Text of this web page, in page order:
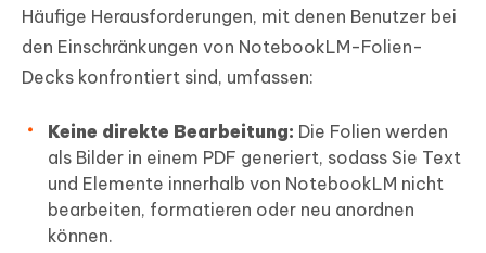
Häufige Herausforderungen, mit denen Benutzer bei
den Einschränkungen von NotebookLM-Folien-
Decks konfrontiert sind, umfassen:
Keine direkte Bearbeitung: Die Folien werden
als Bilder in einem PDF generiert, sodass Sie Text
und Elemente innerhalb von NotebookLM nicht
bearbeiten, formatieren oder neu anordnen
können.